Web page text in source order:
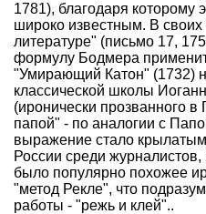
1781), благодаря которому
широко известным. В
литературе" (письмо 17,
формулу Бодмера
"Умирающий Катон" (1732)
классической школы
(иронически прозванного
папой" - по аналогии с
выражение стало
России среди
было популярно похожее
"метод Рекле", что
работы - "режь и клей"..